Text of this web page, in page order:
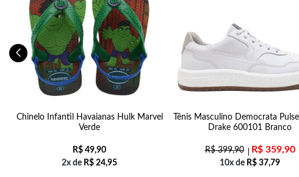
Chinelo Infantil Havaianas Hulk Marvel
Verde
R$ 49,90
2x de R$ 24,95
Tênis Masculino Democrata
Drake 600101 Branco
R$399,90 R$359,90
10x de R$ 37,79